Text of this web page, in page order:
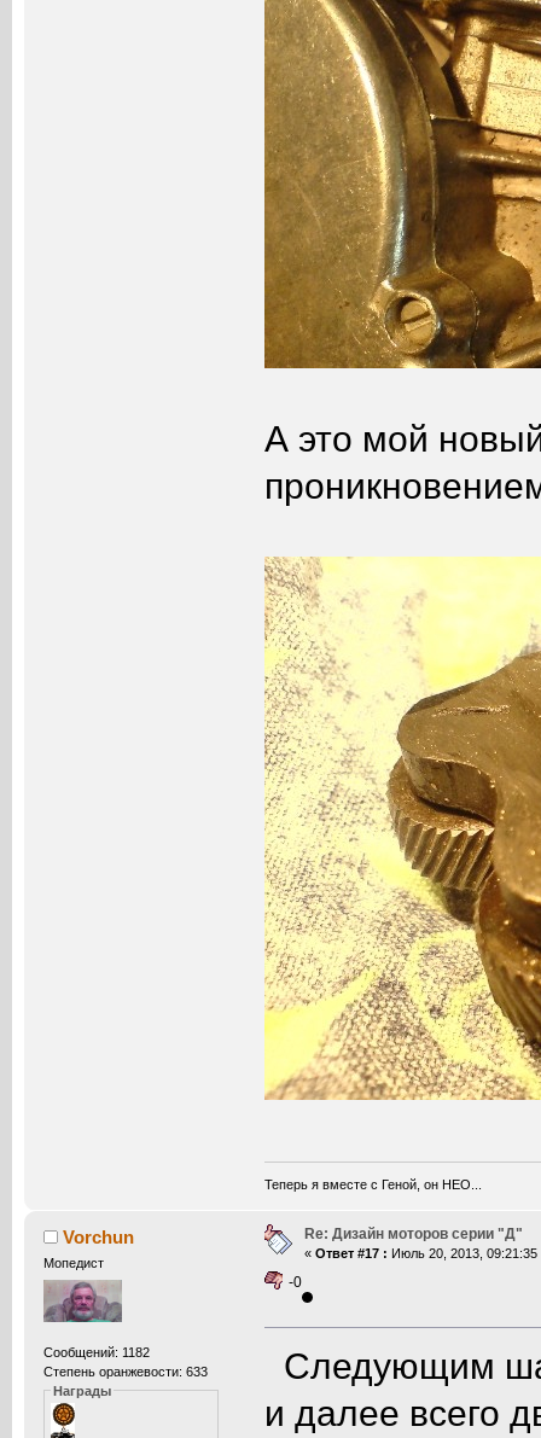
А это мой
Теперь я вместе с Геной, он НЕО...
Vorchun
Мопедист
Сообщений: 1182
Степень оранжевости: 633
Награды
Re: Дизайн моторов серии "Д"
« Ответ #17 : Июль 20, 2013, 09:21:35
-0
Следующим
и далее всего